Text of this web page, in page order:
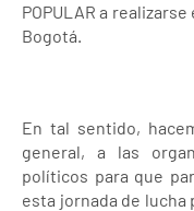
POPULAR a
Bogotá.
En tal sentido,
general, a las
políticos para que
esta jornada de lucha